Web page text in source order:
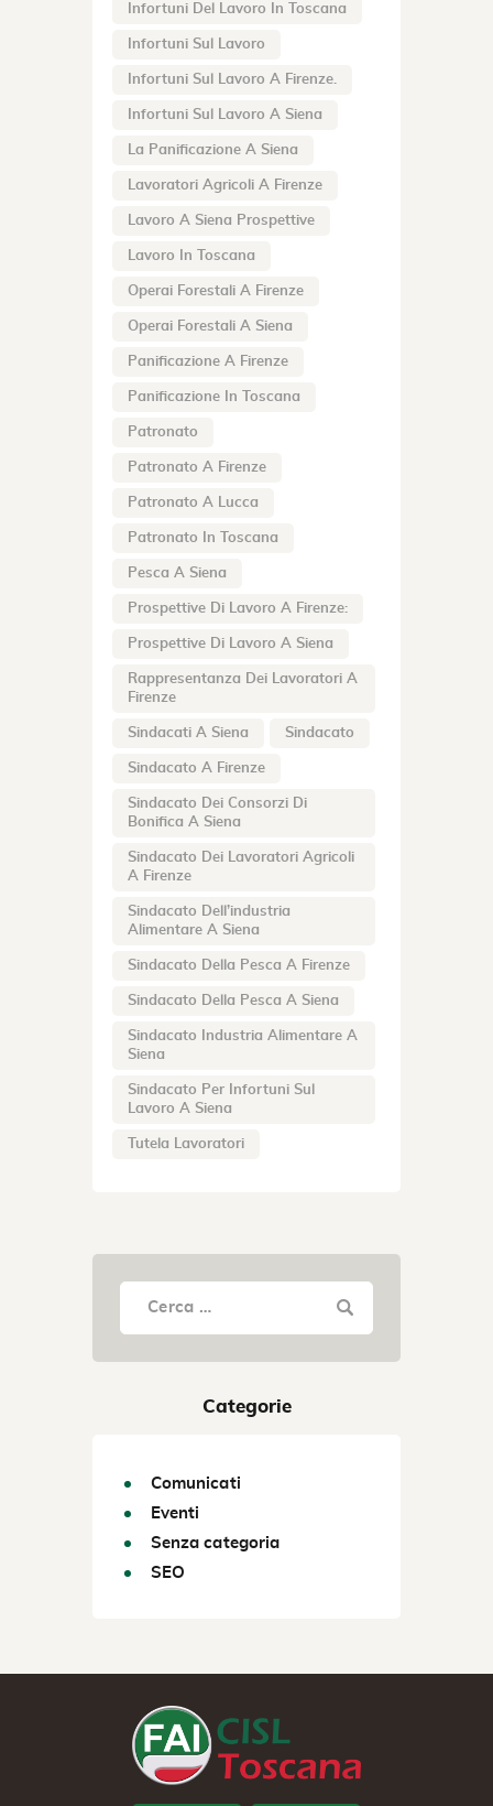
Infortuni Del Lavoro In Toscana
Infortuni Sul Lavoro
Infortuni Sul Lavoro A Firenze.
Infortuni Sul Lavoro A Siena
La Panificazione A Siena
Lavoratori Agricoli A Firenze
Lavoro A Siena Prospettive
Lavoro In Toscana
Operai Forestali A Firenze
Operai Forestali A Siena
Panificazione A Firenze
Panificazione In Toscana
Patronato
Patronato A Firenze
Patronato A Lucca
Patronato In Toscana
Pesca A Siena
Prospettive Di Lavoro A Firenze:
Prospettive Di Lavoro A Siena
Rappresentanza Dei Lavoratori A
Firenze
Sindacati A Siena Sindacato
Sindacato A Firenze
Sindacato Dei Consorzi Di
Bonifica A Siena
Sindacato Dei Lavoratori Agricoli
A Firenze
Sindacato Dell’industria
Alimentare A Siena
Sindacato Della Pesca A Firenze
Sindacato Della Pesca A Siena
Sindacato Industria Alimentare A
Siena
Sindacato Per Infortuni Sul
Lavoro A Siena
Tutela Lavoratori
Categorie
Comunicati
Eventi
Senza categoria
SEO